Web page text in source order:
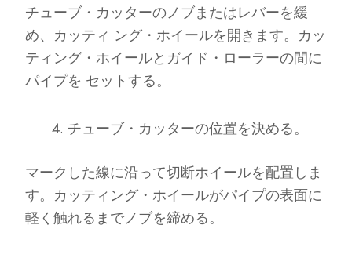
チューブ・カッターのノブまたはレバーを緩
め、カッティ ング・ホイールを開きます。カッ
ティング・ホイールとガイド・ローラーの間に
パイプを セットする。
チューブ・カッターの位置を決める。
マークした線に沿って切断ホイールを配置しま
す。カッティング・ホイールがパイプの表面に
軽く触れるまでノブを締める。